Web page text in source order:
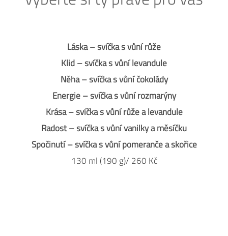
Láska – svíčka s vůní růže
Klid – svíčka s vůní levandule
Něha – svíčka s vůní čokolády
Energie – svíčka s vůní rozmarýny
Krása – svíčka s vůní růže a levandule
Radost – svíčka s vůní vanilky a měsíčku
Spočinutí – svíčka s vůní pomeranče a skořice
130 ml (190 g)/ 260 Kč